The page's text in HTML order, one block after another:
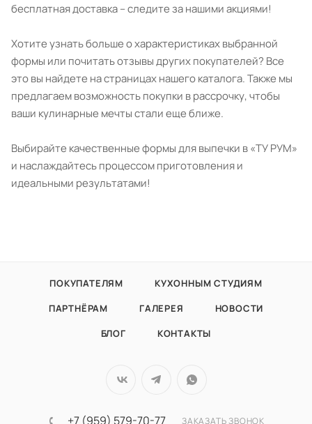
бесплатная доставка – следите за нашими акциями!
Хотите узнать больше о характеристиках выбранной
формы или почитать отзывы других покупателей? Все
это вы найдете на страницах нашего каталога. Также мы
предлагаем возможность покупки в рассрочку, чтобы
ваши кулинарные мечты стали еще ближе.
Выбирайте качественные формы для выпечки в «ТУ РУМ»
и наслаждайтесь процессом приготовления и
идеальными результатами!
ПОКУПАТЕЛЯМ
КУХОННЫМ СТУДИЯМ
ПАРТНЁРАМ
ГАЛЕРЕЯ
НОВОСТИ
БЛОГ
КОНТАКТЫ
+7 (959) 579-70-77 ЗАКАЗАТЬ ЗВОНОК